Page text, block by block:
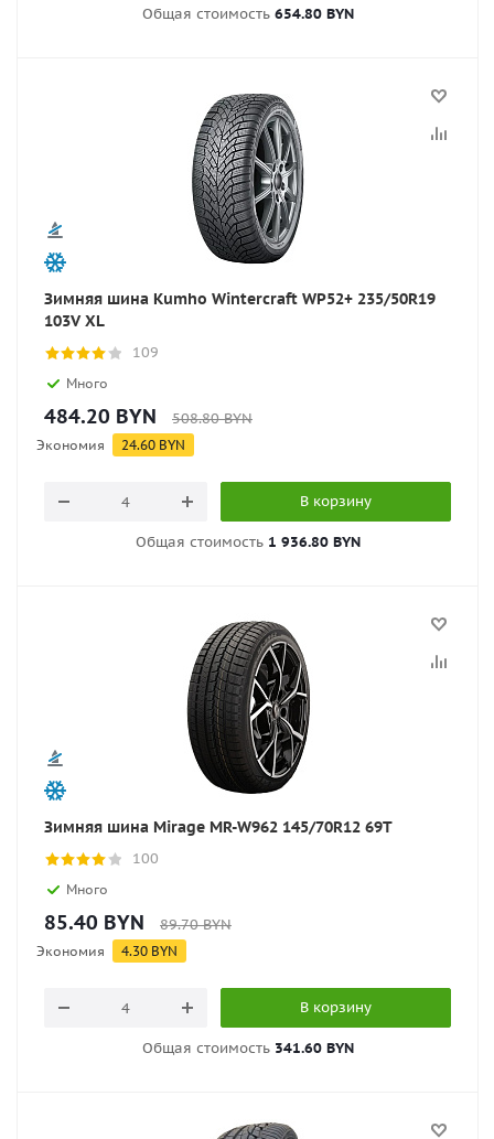
Общая стоимость 654.80 BYN
Зимняя шина Kumho Wintercraft WP52+ 235/50R19
103V XL
109
Много
484.20 BYN 508.80BYN
Экономия 24.60 BYN
В корзину
Общая стоимость 1 936.80 BYN
Зимняя шина Mirage MR-W962 145/70R12 69T
100
Много
85.40 BYN 89.70BYN
Экономия 4.30 BYN
В корзину
Общая стоимость 341.60 BYN